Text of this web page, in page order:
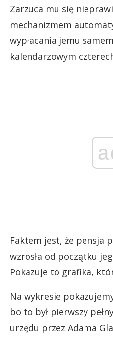
Zarzuca mu się
mechanizmem
wypłacania jemu
kalendarzowym
Faktem jest, że pensja
wzrosła od początku
Pokazuje to grafika,
Na wykresie
bo to był pierwszy
urzędu przez Adama